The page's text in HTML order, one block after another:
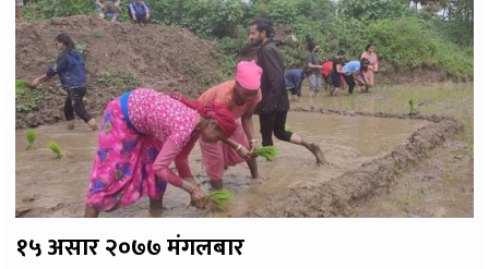
१५ असार २०७७ मंगलबार